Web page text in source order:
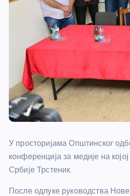
У просторијама Општинског
конференција за медије на
Србије Трстеник.
После одлуке руководства